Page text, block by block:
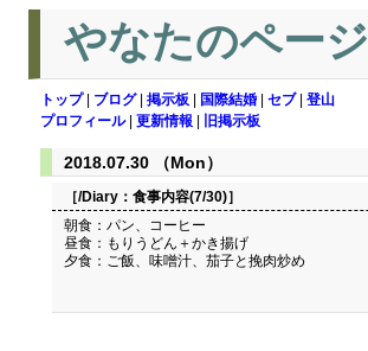
やなたのページ
トップ| ブログ| 掲示板 国際結婚 セブ| 登山
プロフィール| 更新情報 旧掲示板
2018.07.30 （Mon）
［/Diary： 食事内容(7/30)］
朝食：パン、コーヒー
昼食：もりうどん＋かき揚げ
夕食：ご飯、味噌汁、茄子と挽肉炒め